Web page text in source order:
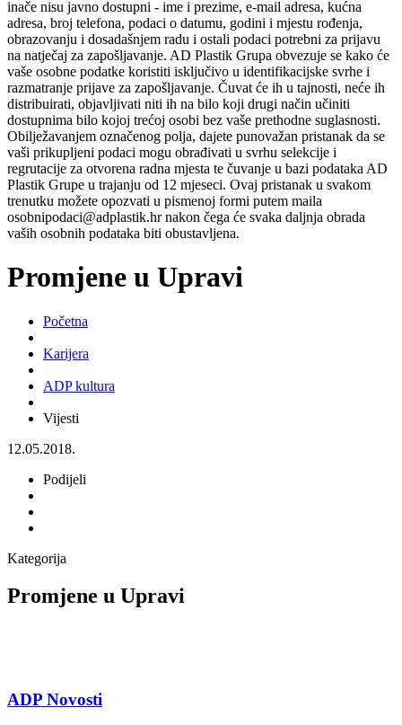
inače nisu javno dostupni - ime i prezime, e-mail adresa, kućna
adresa, broj telefona, podaci o datumu, godini i mjestu rođenja,
obrazovanju i dosadašnjem radu i ostali podaci potrebni za prijavu
na natječaj za zapošljavanje. AD Plastik Grupa obvezuje se kako će
vaše osobne podatke koristiti isključivo u identifikacijske svrhe i
razmatranje prijave za zapošljavanje. Čuvat će ih u tajnosti, neće ih
distribuirati, objavljivati niti ih na bilo koji drugi način učiniti
dostupnima bilo kojoj trećoj osobi bez vaše prethodne suglasnosti.
Obilježavanjem označenog polja, dajete punovažan pristanak da se
vaši prikupljeni podaci mogu obrađivati u svrhu selekcije i
regrutacije za otvorena radna mjesta te čuvanje u bazi podataka AD
Plastik Grupe u trajanju od 12 mjeseci. Ovaj pristanak u svakom
trenutku možete opozvati u pismenoj formi putem maila
osobnipodaci@adplastik.hr nakon čega će svaka daljnja obrada
vaših osobnih podataka biti obustavljena.
Promjene u Upravi
Početna
Karijera
ADP kultura
Vijesti
12.05.2018.
Podijeli
Kategorija
Promjene u Upravi
ADP Novosti